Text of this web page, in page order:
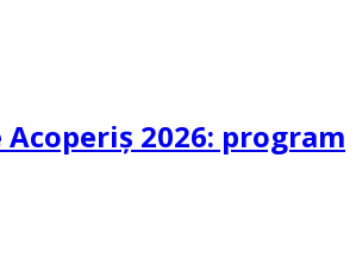
Acoperiș 2026: program